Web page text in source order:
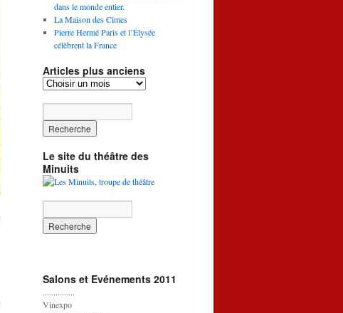
dans le monde entier.
La Maison des Cimes
Pierre Hermé Paris et l’Élysée
célèbrent la France
Articles plus anciens
Le site du théâtre des
Minuits
Salons et Evénements 2011
...............
Vinexpo